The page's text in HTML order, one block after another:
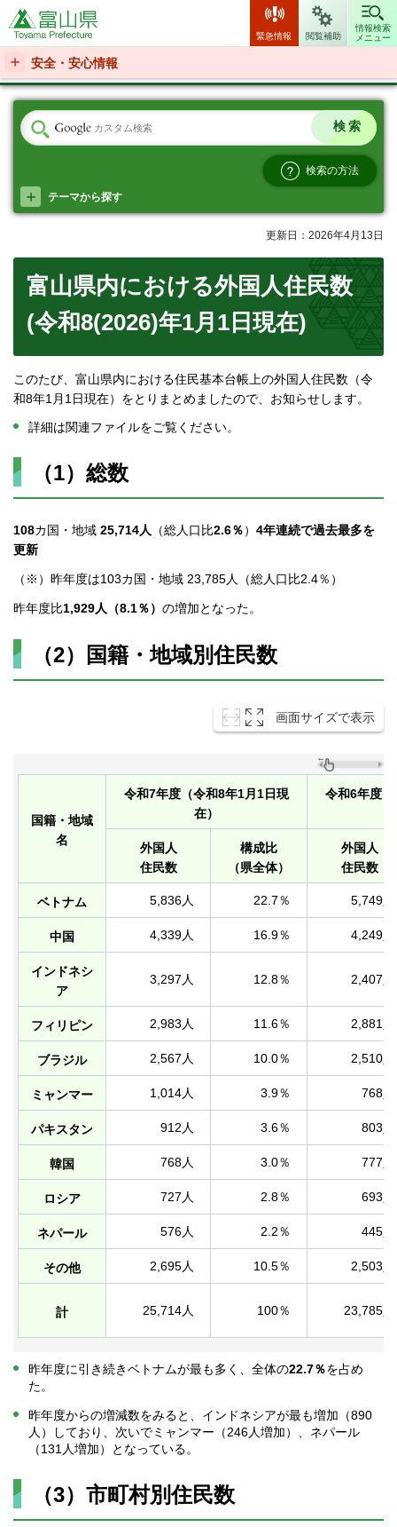
富山県
緊急情報 閲覧補助
情報検索
メニュー
安全・安心情報
検索の方法
テーマから探す
更新日：2026年4月13日
富山県内における外国人住民数
(令和8(2026)年1月1日現在)
このたび、富山県内における住民基本台帳上の外国人住民数（令
和8年1月1日現在）をとりまとめましたので、お知らせします。
詳細は関連ファイルをご覧ください。
（1）総数
108カ国・地域 25,714人 （総人口比2.6％） 4年連続で過去最多を
更新
（※）昨年度は103カ国・地域 23,785人（総人口比2.4％）
昨年度比1,929人（8.1％） の増加となった。
（2）国籍・地域別住民数
画面サイズで表示
国籍・地域
名
令和7年度（令和8年1月1日現
在）
令和6年度
外国人
住民数
構成比
（県全体）
外国人
住民数
ベトナム 5,836人 22.7％ 5,749人
中国 4,339人 16.9％ 4,249人
インドネシ
ア
3,297人 12.8％ 2,407人
フィリピン 2,983人 11.6％ 2,881人
ブラジル 2,567人 10.0％ 2,510人
ミャンマー 1,014人 3.9％ 768人
パキスタン 912人 3.6％ 803人
韓国 768人 3.0％ 777人
ロシア 727人 2.8％ 693人
ネパール 576人 2.2％ 445人
その他 2,695人 10.5％ 2,503人
計 25,714人 100％ 23,785人
昨年度に引き続きベトナムが最も多く、全体の22.7％を占め
た。
昨年度からの増減数をみると、インドネシアが最も増加（890
人）しており、次いでミャンマー（246人増加）、ネパール
（131人増加）となっている。
（3）市町村別住民数